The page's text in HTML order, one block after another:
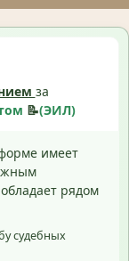
за
📝(ЭИЛ)
имеет
рядом
судебных